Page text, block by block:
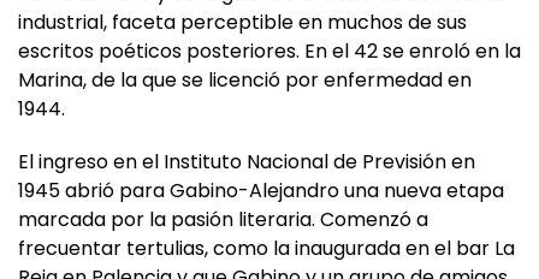
industrial, faceta perceptible en muchos de sus
escritos poéticos posteriores. En el 42 se enroló en la
Marina, de la que se licenció por enfermedad en
1944.
El ingreso en el Instituto Nacional de Previsión en
1945 abrió para Gabino-Alejandro una nueva etapa
marcada por la pasión literaria. Comenzó a
frecuentar tertulias, como la inaugurada en el bar La